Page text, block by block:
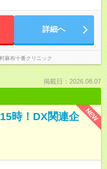
詳細へ
麻布十番クリニック
掲載日：2026.08.07
NEW
時！DX関連企